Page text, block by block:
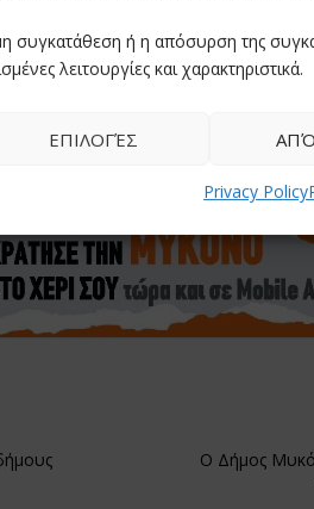
συγκατάθεση ή η απόσυρση της
λειτουργίες και χαρακτηριστικά.
ΕΠΙΛΟΓΈΣ
Privacy Policy
Ο Δήμος